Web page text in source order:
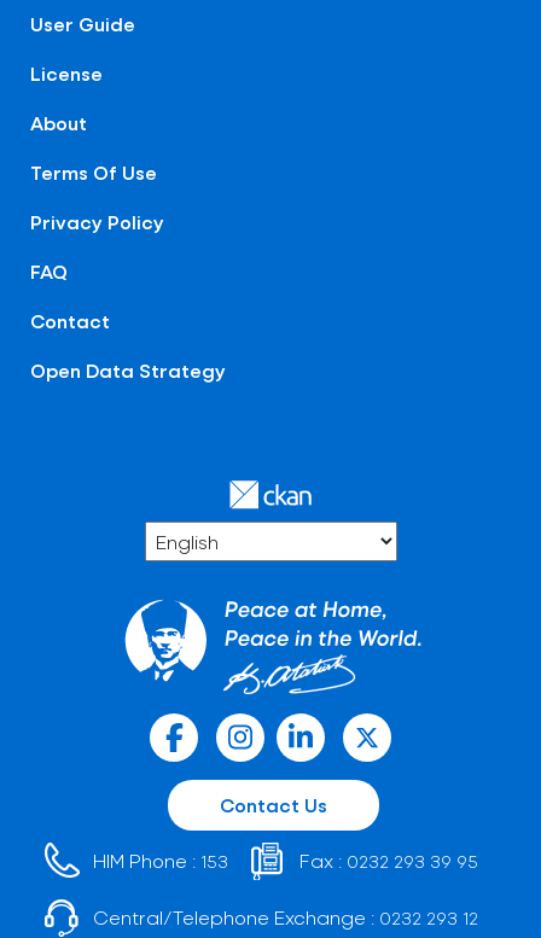
User Guide
License
About
Terms Of Use
Privacy Policy
FAQ
Contact
Open Data Strategy
Contact Us
HIM Phone : 153 Fax : 0232 293 39 95
Central/Telephone Exchange : 0232 293 12